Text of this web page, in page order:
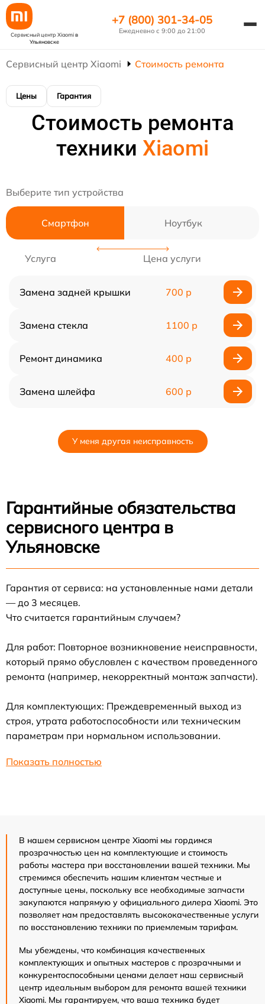
Сервисный центр Xiaomiв
Ульяновске
+7 (800) 301-34-05
Ежедневно с 9:00 до 21:00
Сервисный центр Xiaomi Стоимость ремонта
Цены Гарантия
Стоимость ремонта
техники Xiaomi
Выберите тип устройства
Смартфон Ноутбук
Услуга Цена услуги
Замена задней крышки 700 р
Замена стекла 1100 р
Ремонт динамика 400 р
Замена шлейфа 600 р
У меня другая неисправность
Гарантийные обязательства
сервисного центра в
Ульяновске
Гарантия от сервиса: на установленные нами детали
— до 3 месяцев.
Что считается гарантийным случаем?
Для работ: Повторное возникновение неисправности,
который прямо обусловлен с качеством проведенного
ремонта (например, некорректный монтаж запчасти).
Для комплектующих: Преждевременный выход из
строя, утрата работоспособности или техническим
параметрам при нормальном использовании.
Показать полностью
В нашем сервисном центре Xiaomi мы гордимся
прозрачностью цен на комплектующие и стоимость
работы мастера при восстановлении вашей техники. Мы
стремимся обеспечить нашим клиентам честные и
доступные цены, поскольку все необходимые запчасти
закупаются напрямую у официального дилера Xiaomi. Это
позволяет нам предоставлять высококачественные услуги
по восстановлению техники по приемлемым тарифам.
Мы убеждены, что комбинация качественных
комплектующих и опытных мастеров с прозрачными и
конкурентоспособными ценами делает наш сервисный
центр идеальным выбором для ремонта вашей техники
Xiaomi. Мы гарантируем, что ваша техника будет